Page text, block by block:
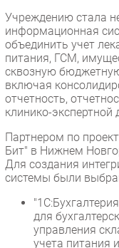
Учреждению стала
информационная
объединить учет
питания, ГСМ,
сквозную
включая
отчетность,
клинико-экспертной
Партнером по
Бит" в Нижнем
Для создания
системы были
для
управления
учета питания